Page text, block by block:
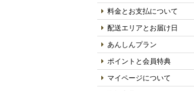
料金とお支払について
配送エリアとお届け日
あんしんプラン
ポイントと会員特典
マイページについて